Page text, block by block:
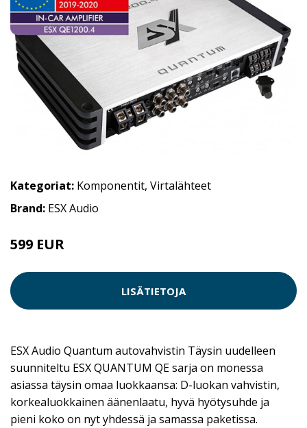
Kategoriat: Komponentit, Virtalähteet
Brand: ESX Audio
599 EUR
LISÄTIETOJA
ESX Audio Quantum autovahvistin Täysin uudelleen
suunniteltu ESX QUANTUM QE sarja on monessa
asiassa täysin omaa luokkaansa: D-luokan vahvistin,
korkealuokkainen äänenlaatu, hyvä hyötysuhde ja
pieni koko on nyt yhdessä ja samassa paketissa.